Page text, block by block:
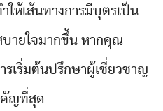
ให้เส้นทางการมีบุตรเป็น
ายใจมากขึ้น หากคุณ
รเริ่มต้นปรึกษาผู้เชี่ยวชาญ
คัญที่สุด